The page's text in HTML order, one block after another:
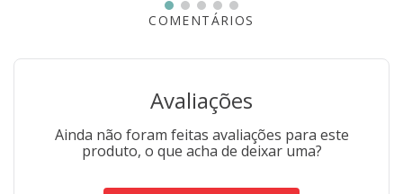
COMENTÁRIOS
Avaliações
Ainda não foram feitas avaliações para este
produto, o que acha de deixar uma?